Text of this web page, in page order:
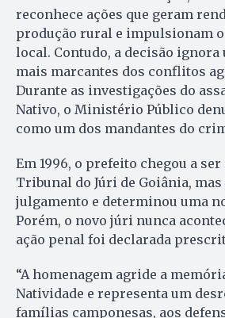
reconhece ações que geram
produção rural e impulsionam
local. Contudo, a decisão
mais marcantes dos conflitos
Durante as investigações do
Nativo, o Ministério Público
como um dos mandantes do
Em 1996, o prefeito chegou a
Tribunal do Júri de Goiânia, mas
julgamento e determinou uma
Porém, o novo júri nunca
ação penal foi declarada
“A homenagem agride a
Natividade e representa um
famílias camponesas, aos